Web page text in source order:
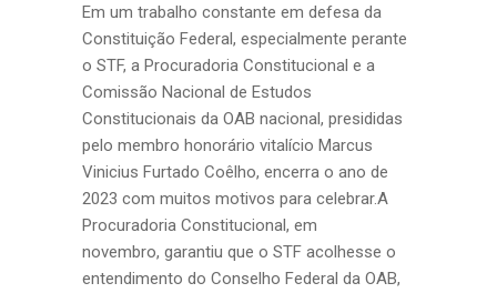
Em um trabalho constante em defesa da
Constituição Federal, especialmente perante
o STF, a Procuradoria Constitucional e a
Comissão Nacional de Estudos
Constitucionais da OAB nacional, presididas
pelo membro honorário vitalício Marcus
Vinicius Furtado Coêlho, encerra o ano de
2023 com muitos motivos para celebrar.A
Procuradoria Constitucional, em
novembro, garantiu que o STF acolhesse o
entendimento do Conselho Federal da OAB,